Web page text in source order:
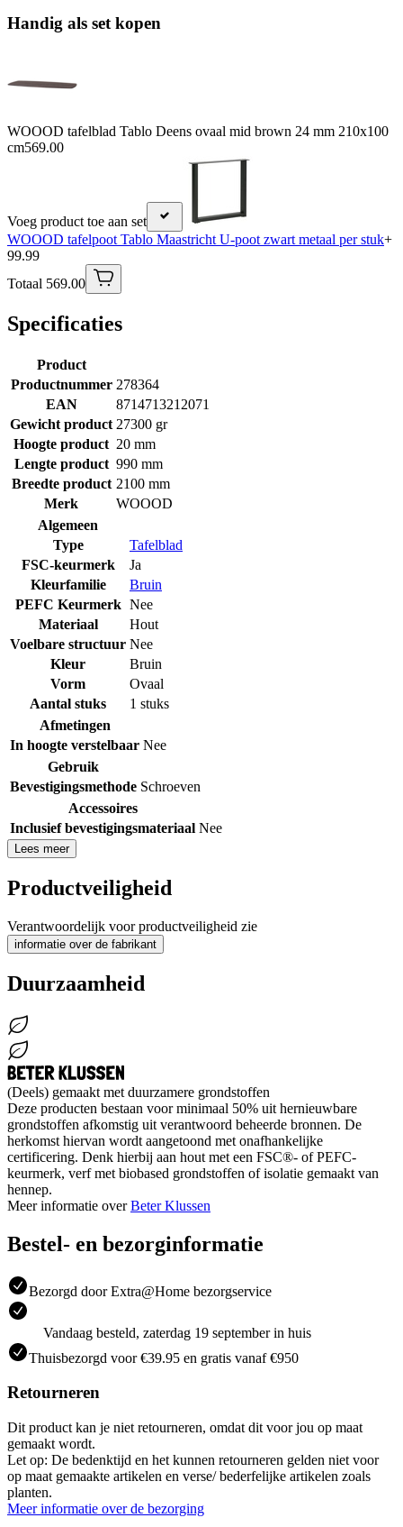
Handig als set kopen
WOOOD tafelblad Tablo Deens ovaal mid brown 24 mm 210x100
cm569.00
Voeg product toe aan set
WOOOD tafelpoot Tablo Maastricht U-poot zwart metaal per stuk+
99.99
Totaal 569.00
Specificaties
Product
Productnummer 278364
EAN
8714713212071
Gewicht product 27300 gr
Hoogte product 20 mm
Lengte product 990 mm
Breedte product 2100 mm
Merk
WOOOD
Algemeen
Type
Tafelblad
FSC-keurmerk
Ja
Kleurfamilie
Bruin
PEFC Keurmerk Nee
Materiaal
Hout
Voelbare structuur Nee
Kleur
Bruin
Vorm
Ovaal
Aantal stuks
1 stuks
Afmetingen
In hoogte verstelbaar Nee
Gebruik
Bevestigingsmethode Schroeven
Accessoires
Inclusief bevestigingsmateriaal Nee
Lees meer
Productveiligheid
Verantwoordelijk voor productveiligheid zie
informatie over de fabrikant
Duurzaamheid
(Deels) gemaakt met duurzamere grondstoffen
Deze producten bestaan voor minimaal 50% uit hernieuwbare
grondstoffen afkomstig uit verantwoord beheerde bronnen. De
herkomst hiervan wordt aangetoond met onafhankelijke
certificering. Denk hierbij aan hout met een FSC®- of PEFC-
keurmerk, verf met biobased grondstoffen of isolatie gemaakt van
hennep.
Meer informatie overBeter Klussen
Bestel- en bezorginformatie
Bezorgd door Extra@Home bezorgservice
Vandaag besteld, zaterdag 19 september in huis
Thuisbezorgd voor €39.95 en gratis vanaf €950
Retourneren
Dit product kan je niet retourneren, omdat dit voor jou op maat
gemaakt wordt.
Let op: De bedenktijd en het kunnen retourneren gelden niet voor
op maat gemaakte artikelen en verse/ bederfelijke artikelen zoals
planten.
Meer informatie over de bezorging